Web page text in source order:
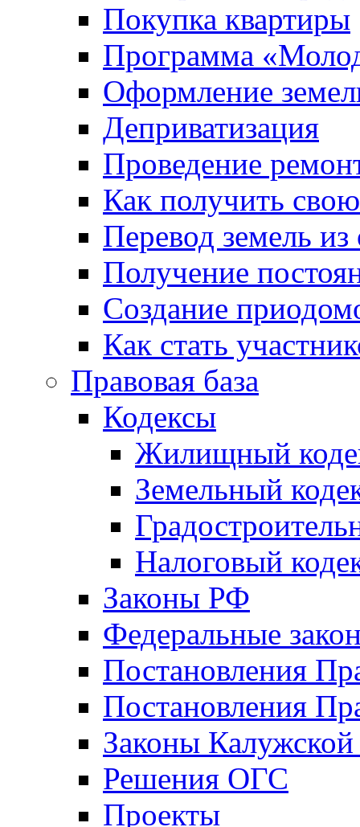
Покупка квартиры
Программа
Оформление
Деприватизация
Проведение
Как получить
Перевод земель
Получение
Создание
Как стать
Правовая база
Кодексы
Жилищный
Земельный
Налоговый
Законы РФ
Федеральные
Постановления
Постановления
Законы Калужской
Решения ОГС
Проекты